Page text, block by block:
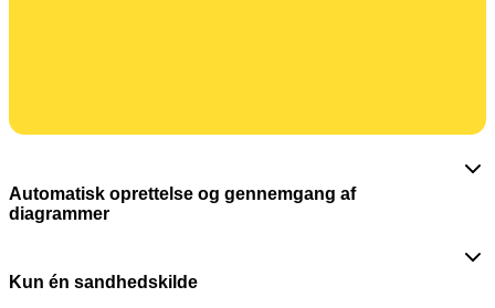
Designworkshops
Org.design
Løsninger
Startups
Automatisk oprettelse og gennemgang af
diagrammer
Kun én sandhedskilde